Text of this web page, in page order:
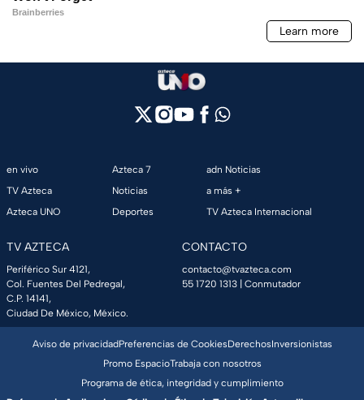
en vivo
TV Azteca
Azteca UNO
Azteca 7
Noticias
Deportes
adn Noticias
a más +
TV Azteca Internacional
TV AZTECA
Periférico Sur 4121,
Col. Fuentes Del Pedregal,
C.P. 14141,
Ciudad De México, México.
CONTACTO
contacto@tvazteca.com
55 1720 1313 | Conmutador
Aviso de privacidadPreferencias de CookiesDerechosInversionistas
Promo EspacioTrabaja con nosotros
Programa de ética, integridad y cumplimiento